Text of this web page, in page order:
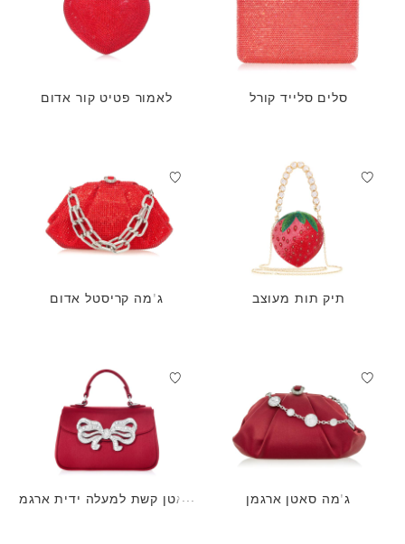
סלים סלייד קורל לאמור פטיט קור אדום
תיק תות מעוצב ג'מה קריסטל אדום
ג'מה סאטן ארגמן
סאטן קשת למעלה ידית ארגמ